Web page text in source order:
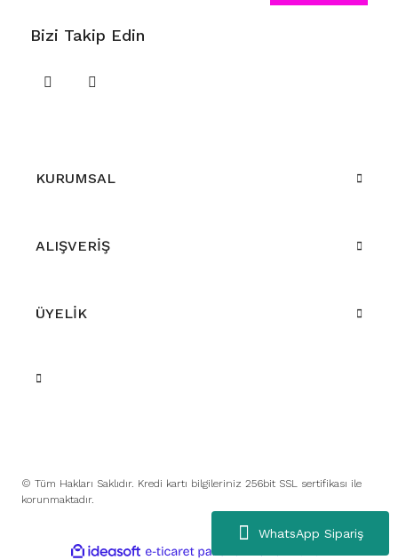
WhatsApp Sipariş
Bizi Takip Edin
KURUMSAL
ALIŞVERİŞ
ÜYELİK
© Tüm Hakları Saklıdır. Kredi kartı bilgileriniz 256bit SSL sertifikası ile
korunmaktadır.
ideasoft